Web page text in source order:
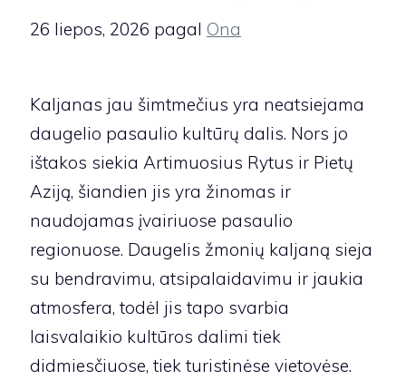
26 liepos, 2026 pagal Ona
Kaljanas jau šimtmečius yra neatsiejama
daugelio pasaulio kultūrų dalis. Nors jo
ištakos siekia Artimuosius Rytus ir Pietų
Aziją, šiandien jis yra žinomas ir
naudojamas įvairiuose pasaulio
regionuose. Daugelis žmonių kaljaną sieja
su bendravimu, atsipalaidavimu ir jaukia
atmosfera, todėl jis tapo svarbia
laisvalaikio kultūros dalimi tiek
didmiesčiuose, tiek turistinėse vietovėse.